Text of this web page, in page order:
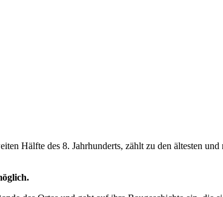
Hälfte des 8. Jahrhunderts, zählt zu den ältesten